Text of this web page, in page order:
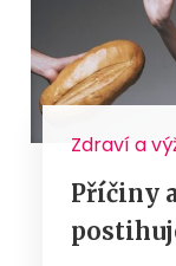
Zdraví a
Příčiny